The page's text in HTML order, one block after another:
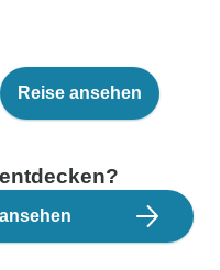
Reise ansehen